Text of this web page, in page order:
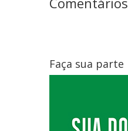
Faça sua parte